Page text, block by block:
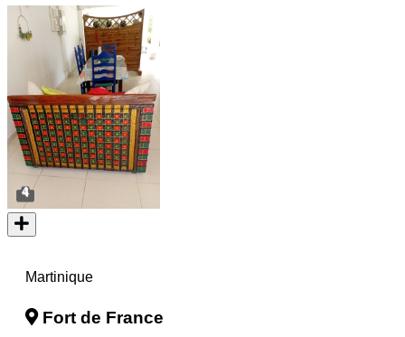
4
Martinique
Fort de France